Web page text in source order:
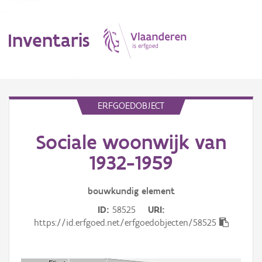
Inventaris
Erfgoedobject
ERFGOEDOBJECT
Sociale woonwijk van
1932-1959
bouwkundig element
ID 58525
URI
https://id.erfgoed.net/erfgoedobjecten/58525